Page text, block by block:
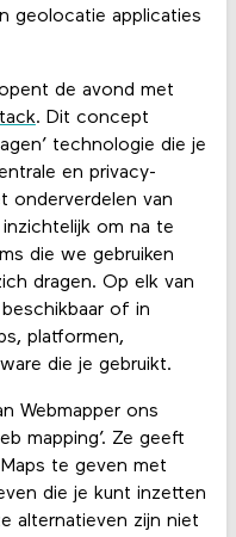
geolocatie applicaties
de avond met
. Dit concept
technologie die je
en privacy-
onderverdelen van
om na te
die we gebruiken
dragen. Op elk van
of in
platformen,
die je gebruikt.
Webmapper ons
mapping’. Ze geeft
te geven met
die je kunt inzetten
alternatieven zijn niet